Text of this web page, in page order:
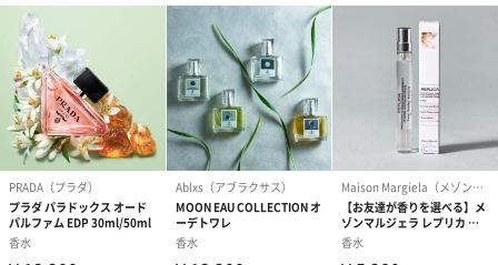
天然石はアメシストです。（浄化、安眠、気持ちのリセット）
WHITE～ネロリとジャスミン、日本の高野槇の香り～
純潔の象徴として知られるネロリ、透きとおるジャスミン、そし
て気高い高野槙の香りをブレンドした希少な香りが、凛とした魅
力を引き立てます。